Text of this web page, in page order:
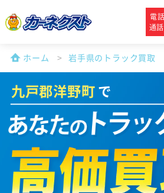
電
通
ホーム 岩手県のトラック買取
九戸郡洋野町で